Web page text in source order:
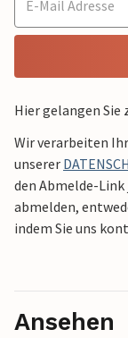
Hier gelangen Sie
Wir verarbeiten
unserer
den Abmelde-
abmelden,
indem Sie uns
Ansehen